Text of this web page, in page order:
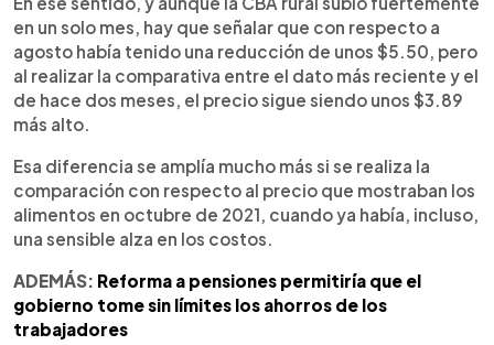
en un solo mes, hay que señalar que con respecto a
agosto había tenido una reducción de unos $5.50, pero
al realizar la comparativa entre el dato más reciente y el
de hace dos meses, el precio sigue siendo unos $3.89
más alto.
Esa diferencia se amplía mucho más si se realiza la
comparación con respecto al precio que mostraban los
alimentos en octubre de 2021, cuando ya había, incluso,
una sensible alza en los costos.
ADEMÁS: Reforma a pensiones permitiría que el
gobierno tome sin límites los ahorros de los
trabajadores